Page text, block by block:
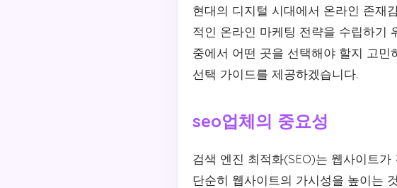
현대의 디지털 시대에서 온라인 존재
적인 온라인 마케팅 전략을 수립하기
중에서 어떤 곳을 선택해야 할지 고
선택 가이드를 제공하겠습니다.
seo업체의 중요성
검색 엔진 최적화(SEO)는 웹사이트
단순히 웹사이트의 가시성을 높이는